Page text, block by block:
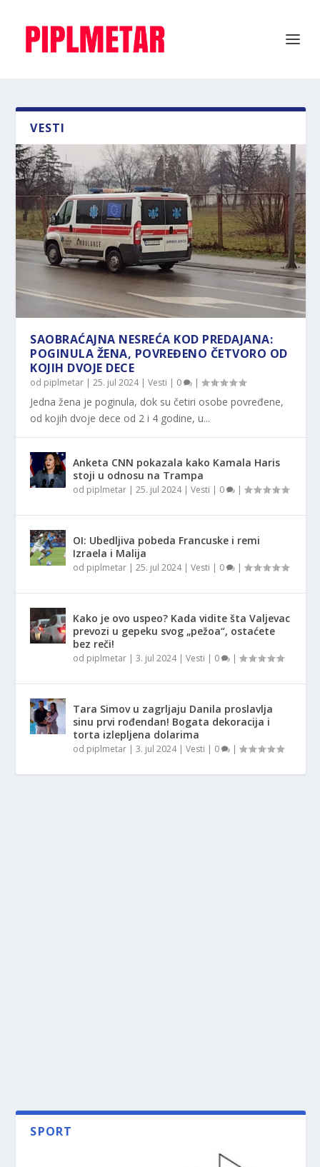
VESTI
SAOBRAĆAJNA NESREĆA KOD PREDAJANA:
POGINULA ŽENA, POVREĐENO ČETVORO OD
KOJIH DVOJE DECE
od piplmetar |25. jul 2024|Vesti | 0 |
Jedna žena je poginula, dok su četiri osobe povređene,
od kojih dvoje dece od 2 i 4 godine, u...
Anketa CNN pokazala kako Kamala Haris
stoji u odnosu na Trampa
od piplmetar |25. jul 2024|Vesti | 0 |
OI: Ubedljiva pobeda Francuske i remi
Izraela i Malija
od piplmetar |25. jul 2024|Vesti | 0 |
Kako je ovo uspeo? Kada vidite šta Valjevac
prevozi u gepeku svog „pežoa“, ostaćete
bez reči!
od piplmetar |3. jul 2024|Vesti | 0 |
Tara Simov u zagrljaju Danila proslavlja
sinu prvi rođendan! Bogata dekoracija i
torta izlepljena dolarima
od piplmetar |3. jul 2024|Vesti | 0 |
SPORT